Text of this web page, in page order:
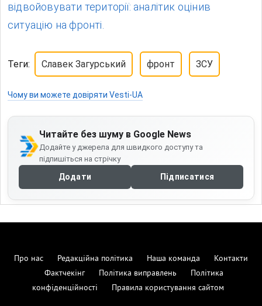
відвойовувати території: аналітик оцінив
ситуацію на фронті.
Теги: Славек Загурський фронт ЗСУ
Чому ви можете довіряти Vesti-UA
Читайте без шуму в Google News
Додайте у джерела для швидкого доступу та
підпишіться на стрічку
Додати Підписатися
Про нас Редакційна політика Наша команда
Контакти
Фактчекінг
Політика виправлень
Політика
конфіденційності
Правила користування сайтом